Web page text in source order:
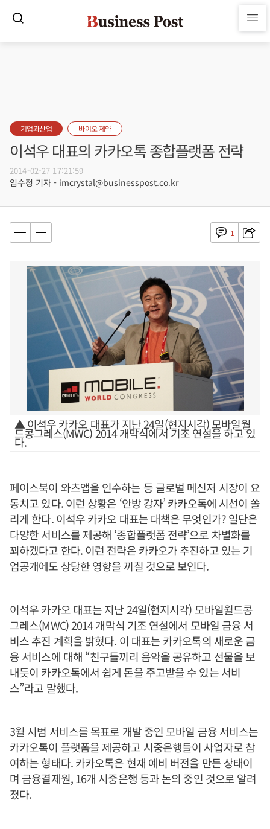
기업과산업 바이오·제약
이석우 대표의 카카오톡 종합플랫폼 전략
2014-02-27 17:21:59
임수정 기자 - imcrystal@businesspost.co.kr
1
▲ 이석우 카카오 대표가 지난 24일(현지시각) 모바일월
드콩그레스(MWC) 2014 개막식에서 기조 연설을 하고 있
다.
페이스북이 와츠앱을 인수하는 등 글로벌 메신저 시장이 요
동치고 있다. 이런 상황은 ‘안방 강자’ 카카오톡에 시선이 쏠
리게 한다. 이석우 카카오 대표는 대책은 무엇인가? 일단은
다양한 서비스를 제공해 ‘종합플랫폼 전략’으로 차별화를
꾀하겠다고 한다. 이런 전략은 카카오가 추진하고 있는 기
업공개에도 상당한 영향을 끼칠 것으로 보인다.
이석우 카카오 대표는 지난 24일(현지시각) 모바일월드콩
그레스(MWC) 2014 개막식 기조 연설에서 모바일 금융 서
비스 추진 계획을 밝혔다. 이 대표는 카카오톡의 새로운 금
융 서비스에 대해 “친구들끼리 음악을 공유하고 선물을 보
내듯이 카카오톡에서 쉽게 돈을 주고받을 수 있는 서비
스”라고 말했다.
3월 시범 서비스를 목표로 개발 중인 모바일 금융 서비스는
카카오톡이 플랫폼을 제공하고 시중은행들이 사업자로 참
여하는 형태다. 카카오톡은 현재 예비 버전을 만든 상태이
며 금융결제원, 16개 시중은행 등과 논의 중인 것으로 알려
졌다.